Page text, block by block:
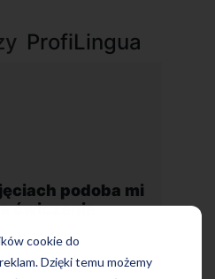
cookie do
Dzięki temu możemy
ProfiLingua
szkoła